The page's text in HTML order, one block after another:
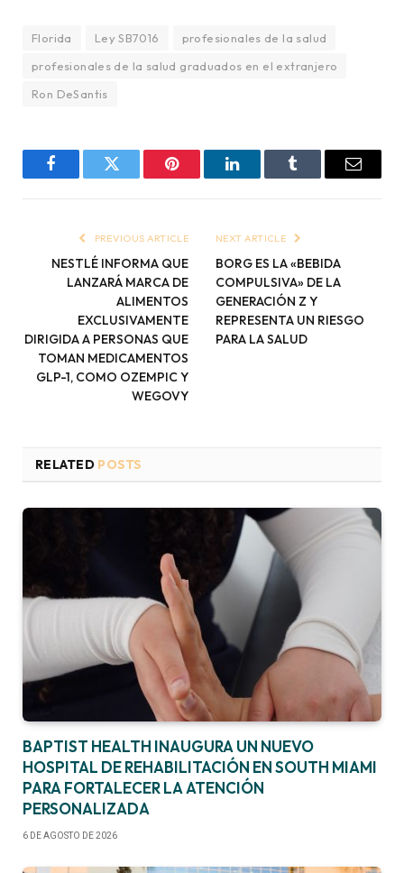
Florida Ley SB7016
profesionales de la salud
profesionales de la salud graduados en el extranjero
Ron DeSantis
FacebookTwitter Pinterest LinkedInTumblr Email
PREVIOUS ARTICLE
NESTLÉ INFORMA QUE
LANZARÁ MARCA DE
ALIMENTOS
EXCLUSIVAMENTE
DIRIGIDA A PERSONAS QUE
TOMAN MEDICAMENTOS
GLP-1, COMO OZEMPIC Y
WEGOVY
NEXT ARTICLE
BORG ES LA «BEBIDA
COMPULSIVA» DE LA
GENERACIÓN Z Y
REPRESENTA UN RIESGO
PARA LA SALUD
RELATED POSTS
BAPTIST HEALTH INAUGURA UN NUEVO
HOSPITAL DE REHABILITACIÓN EN SOUTH MIAMI
PARA FORTALECER LA ATENCIÓN
PERSONALIZADA
6 DE AGOSTO DE 2026